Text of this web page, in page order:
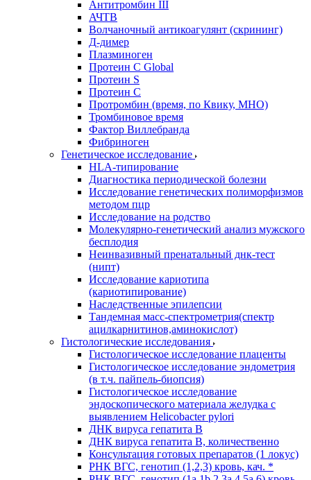
Антитромбин III
АЧТВ
Волчаночный антикоагулянт (скрининг)
Д-димер
Плазминоген
Протеин C Global
Протеин S
Протеин С
Протромбин (время, по Квику, МНО)
Тромбиновое время
Фактор Виллебранда
Фибриноген
Генетическое исследование
HLA-типирование
Диагностика периодической болезни
Исследование генетических полиморфизмов
методом пцр
Исследование на родство
Молекулярно-генетический анализ мужского
бесплодия
Неинвазивный пренатальный днк-тест
(нипт)
Исследование кариотипа
(кариотипирование)
Наследственные эпилепсии
Тандемная масс-спектрометрия(спектр
ацилкарнитинов,аминокислот)
Гистологические исследования
Гистологическое исследование плаценты
Гистологическое исследование эндометрия
(в т.ч. пайпель-биопсия)
Гистологическое исследование
эндоскопического материала желудка с
выявлением Helicobacter pylori
ДНК вируса гепатита B
ДНК вируса гепатита B, количественно
Консультация готовых препаратов (1 локус)
РНК ВГC, генотип (1,2,3) кровь, кач. *